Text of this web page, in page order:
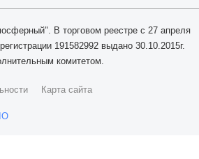
В торговом реестре с 27 апреля
191582992 выдано 30.10.2015г.
комитетом.
Карта сайта